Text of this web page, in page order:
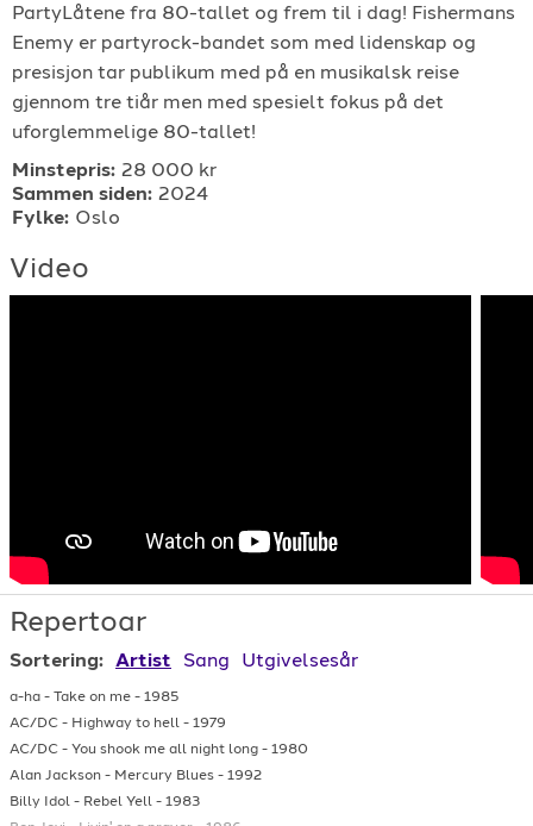
TELEFON
+4790640887
PartyLåtene fra 80-tallet og frem til i dag! Fishermans
Enemy er partyrock-bandet som med lidenskap og
presisjon tar publikum med på en musikalsk reise
gjennom tre tiår men med spesielt fokus på det
uforglemmelige 80-tallet!
Minstepris: 28 000 kr
Sammen siden: 2024
Fylke: Oslo
Video
Repertoar
Sortering: Artist Sang Utgivelsesår
a-ha - Take on me - 1985
AC/DC - Highway to hell - 1979
AC/DC - You shook me all night long - 1980
Alan Jackson - Mercury Blues - 1992
Billy Idol - Rebel Yell - 1983